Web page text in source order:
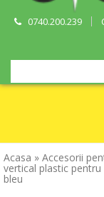
0740.200.239
Acasa » Accesorii
vertical plastic
bleu